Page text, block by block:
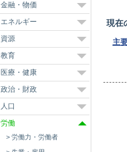
現在
主
金融・物価
エネルギー
資源
教育
医療・健康
政治・財政
人口
労働
労働力・労働者